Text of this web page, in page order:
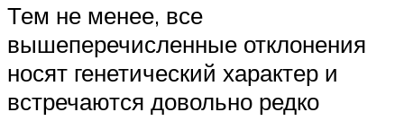
Тем не менее, все
вышеперечисленные отклонения
носят генетический характер и
встречаются довольно редко